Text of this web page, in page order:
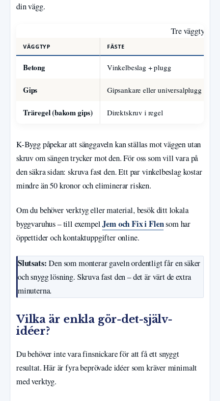
din vägg.
Tre väggtyper,
VÄGGTYP FÄSTE
Betong Vinkelbeslag + plugg
Gips Gipsankare eller universalplugg
Träregel (bakom gips) Direktskruv i regel
K-Bygg påpekar att sänggaveln kan ställas mot väggen utan
skruv om sängen trycker mot den. För oss som vill vara på
den säkra sidan: skruva fast den. Ett par vinkelbeslag kostar
mindre än 50 kronor och eliminerar risken.
Om du behöver verktyg eller material, besök ditt lokala
byggvaruhus – till exempelJem och Fix i Flensom har
öppettider och kontaktuppgifter online.
Slutsats: Den som monterar gaveln ordentligt får en säker
och snygg lösning. Skruva fast den – det är värt de extra
minuterna.
Vilka är enkla gör-det-själv-
idéer?
Du behöver inte vara finsnickare för att få ett snyggt
resultat. Här är fyra beprövade idéer som kräver minimalt
med verktyg.